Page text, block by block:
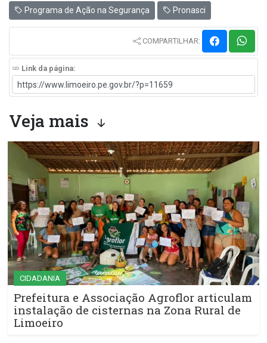
Programa de Ação na Segurança Pronasci
COMPARTILHAR:
Link da página:
Veja mais
CIDADANIA
Prefeitura e Associação Agroflor articulam
instalação de cisternas na Zona Rural de
Limoeiro